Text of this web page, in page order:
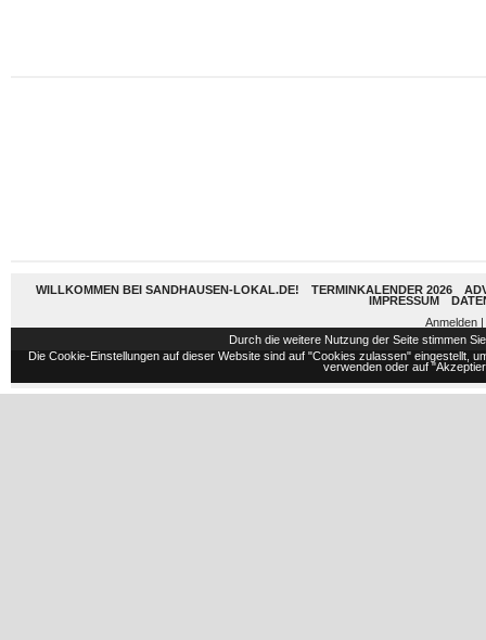
WILLKOMMEN BEI SANDHAUSEN-LOKAL.DE! TERMINKALENDER 2026
IMPRESSUM
Anmelden
Durch die weitere Nutzung der Seite stimmen
Die Cookie-Einstellungen auf dieser Website sind auf "Cookies zulassen" eingestellt,
verwenden oder auf